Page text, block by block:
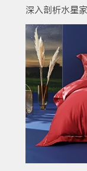
深入剖析水星